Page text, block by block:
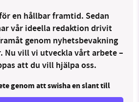
en hållbar framtid. Sedan
vår ideella redaktion drivit
genom nyhetsbevakning
Nu vill vi utveckla vårt arbete –
att du vill hjälpa oss.
genom att swisha en slant till